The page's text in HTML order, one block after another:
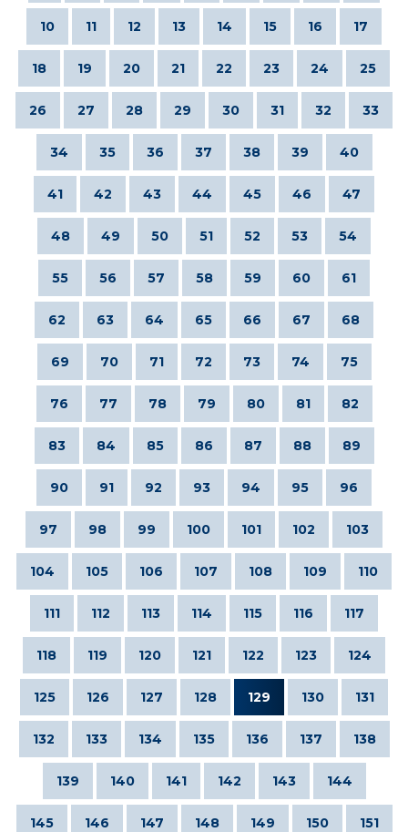
10 11 12 13 14 15 16 17
18 19 20 21 22 23 24 25
26 27 28 29 30 31 32 33
34 35 36 37 38 39 40
41 42 43 44 45 46 47
48 49 50 51 52 53 54
55 56 57 58 59 60 61
62 63 64 65 66 67 68
69 70 71 72 73 74 75
76 77 78 79 80 81 82
83 84 85 86 87 88 89
90 91 92 93 94 95 96
97 98 99 100 101 102 103
104 105 106 107 108 109 110
111 112 113 114 115 116 117
118 119 120 121 122 123 124
125 126 127 128 129 130 131
132 133 134 135 136 137 138
139 140 141 142 143 144
145 146 147 148 149 150 151